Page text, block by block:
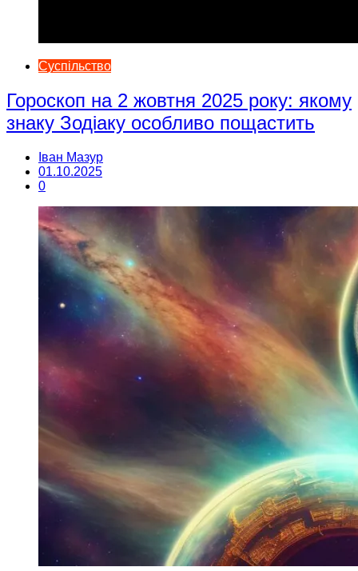
Суспільство
Гороскоп на 2 жовтня 2025 року: якому
знаку Зодіаку особливо пощастить
Іван Мазур
01.10.2025
0